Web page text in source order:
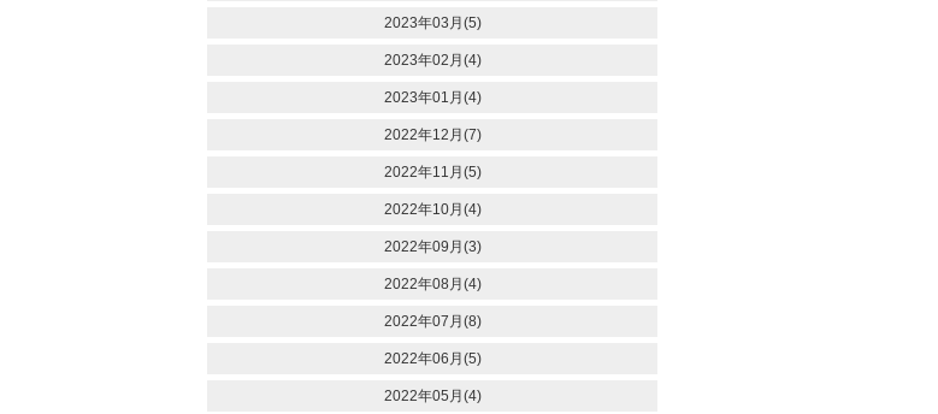
2023年03月(5)
2023年02月(4)
2023年01月(4)
2022年12月(7)
2022年11月(5)
2022年10月(4)
2022年09月(3)
2022年08月(4)
2022年07月(8)
2022年06月(5)
2022年05月(4)